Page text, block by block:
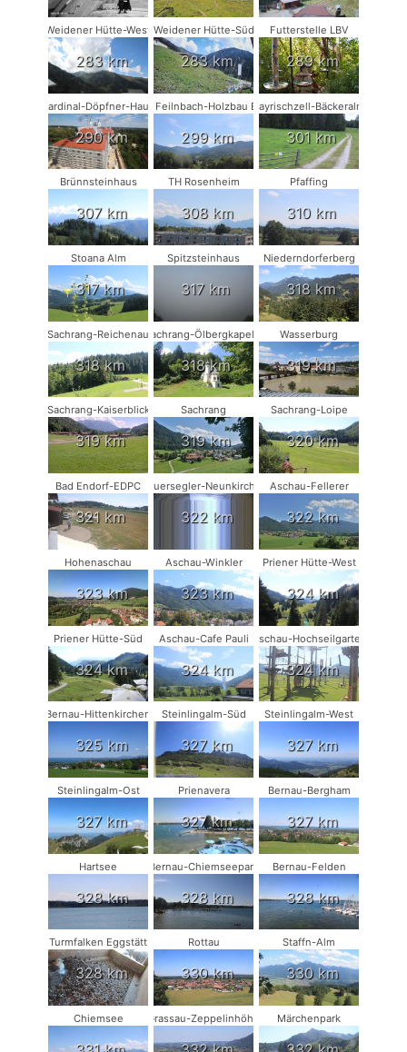
Weidener Hütte-West
283 km
Weidener Hütte-Süd
283 km
Futterstelle LBV
289 km
Kardinal-Döpfner-Haus
290 km
Bad Feilnbach-Holzbau Eder
299 km
Bayrischzell-Bäckeralm
301 km
Brünnsteinhaus
307 km
TH Rosenheim
308 km
Pfaffing
310 km
Stoana Alm
317 km
Spitzsteinhaus
317 km
Niederndorferberg
318 km
Sachrang-Reichenau
318 km
Sachrang-Ölbergkapelle
318 km
Wasserburg
319 km
Sachrang-Kaiserblick
319 km
Sachrang
319 km
Sachrang-Loipe
320 km
Bad Endorf-EDPC
321 km
Mauersegler-Neunkirchen
322 km
Aschau-Fellerer
322 km
Hohenaschau
323 km
Aschau-Winkler
323 km
Priener Hütte-West
324 km
Priener Hütte-Süd
324 km
Aschau-Cafe Pauli
324 km
Aschau-Hochseilgarten
324 km
Bernau-Hittenkirchen
325 km
Steinlingalm-Süd
327 km
Steinlingalm-West
327 km
Steinlingalm-Ost
327 km
Prienavera
327 km
Bernau-Bergham
327 km
Hartsee
328 km
Bernau-Chiemseepark
328 km
Bernau-Felden
328 km
Turmfalken Eggstätt
328 km
Rottau
330 km
Staffn-Alm
330 km
Chiemsee Grassau-Zeppelinhöhe Märchenpark